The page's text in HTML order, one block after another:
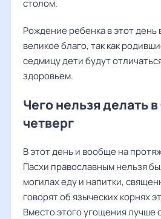
столом.
Рождение ребенка в этот день
великое благо, так как
седмицу дети будут
здоровьем.
Чего нельзя делать
четверг
В этот день и вообще на
Пасхи православным нельзя
могилах еду и напитки,
говорят об языческих корнях
Вместо этого угощения лучше